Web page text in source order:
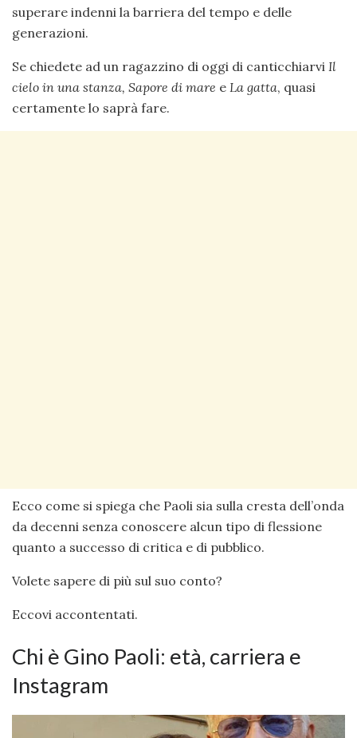
superare indenni la barriera del tempo e delle
generazioni.
Se chiedete ad un ragazzino di oggi di canticchiarvi Il
cielo in una stanza, Sapore di mare e La gatta, quasi
certamente lo saprà fare.
Ecco come si spiega che Paoli sia sulla cresta dell’onda
da decenni senza conoscere alcun tipo di flessione
quanto a successo di critica e di pubblico.
Volete sapere di più sul suo conto?
Eccovi accontentati.
Chi è Gino Paoli: età, carriera e
Instagram